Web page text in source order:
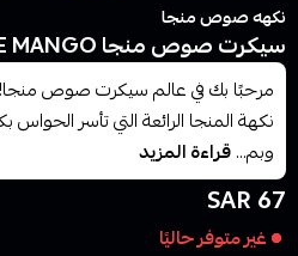
نكهه صوص منجا
سيكرت صوص منجا SECRET SAUCE MANGO
مرحبًا بك في عالم سيكرت صوص منجا!
وبم...قراءة المزيد
67 SAR
غير متوفر حاليًا